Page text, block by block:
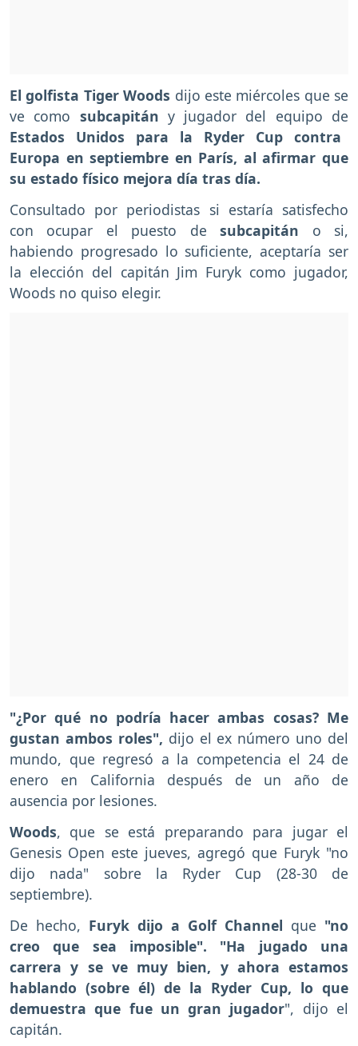
El golfista Tiger Woods dijo este miércoles que se
ve como subcapitán y jugador del equipo de
Estados Unidos para la Ryder Cup contra
Europa en septiembre en París, al afirmar que
su estado físico mejora día tras día.
Consultado por periodistas si estaría satisfecho
con ocupar el puesto desubcapitán o si,
habiendo progresado lo suficiente, aceptaría ser
la elección del capitán Jim Furyk como jugador,
Woods no quiso elegir.
"¿Por qué no podría hacer ambas cosas? Me
gustan ambos roles", dijo el ex número uno del
mundo, que regresó a la competencia el 24 de
enero en California después de un año de
ausencia por lesiones.
Woods, que se está preparando para jugar el
Genesis Open este jueves, agregó que Furyk "no
dijo nada" sobre la Ryder Cup (28-30 de
septiembre).
De hecho, Furyk dijo a Golf Channel que "no
creo que sea imposible". "Ha jugado una
carrera y se ve muy bien, y ahora estamos
hablando (sobre él) de la Ryder Cup, lo que
demuestra que fue un gran jugador", dijo el
capitán.